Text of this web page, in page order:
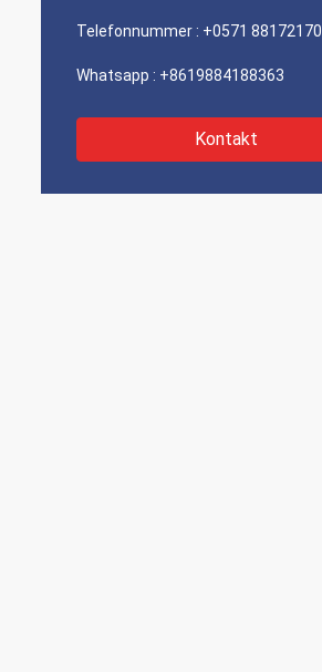
Telefonnummer : +0571 88172170
Whatsapp : +8619884188363
Kontakt